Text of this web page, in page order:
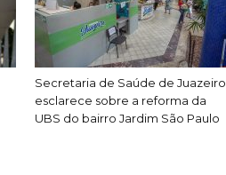
Secretaria de Saúde de Juazeiro
esclarece sobre a reforma da
UBS do bairro Jardim São Paulo